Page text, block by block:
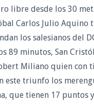
libre desde los 30
Carlos Julio Aquino
los salesianos del
89 minutos, San
Miliano quien con
este triunfo los
que tienen 17 puntos